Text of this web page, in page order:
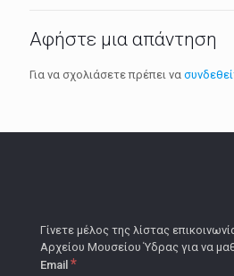
Αφήστε μια απάντηση
Για να σχολιάσετε πρέπει να
Γίνετε μέλος της λίστας
Αρχείου Μουσείου Ύδρας για να
Email *